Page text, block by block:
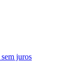
sem juros